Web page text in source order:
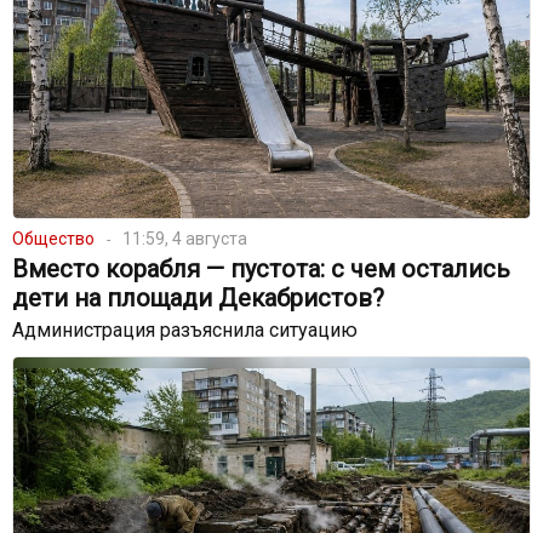
Общество 11:59, 4 августа
Вместо корабля — пустота: с чем остались
дети на площади Декабристов?
Администрация разъяснила ситуацию